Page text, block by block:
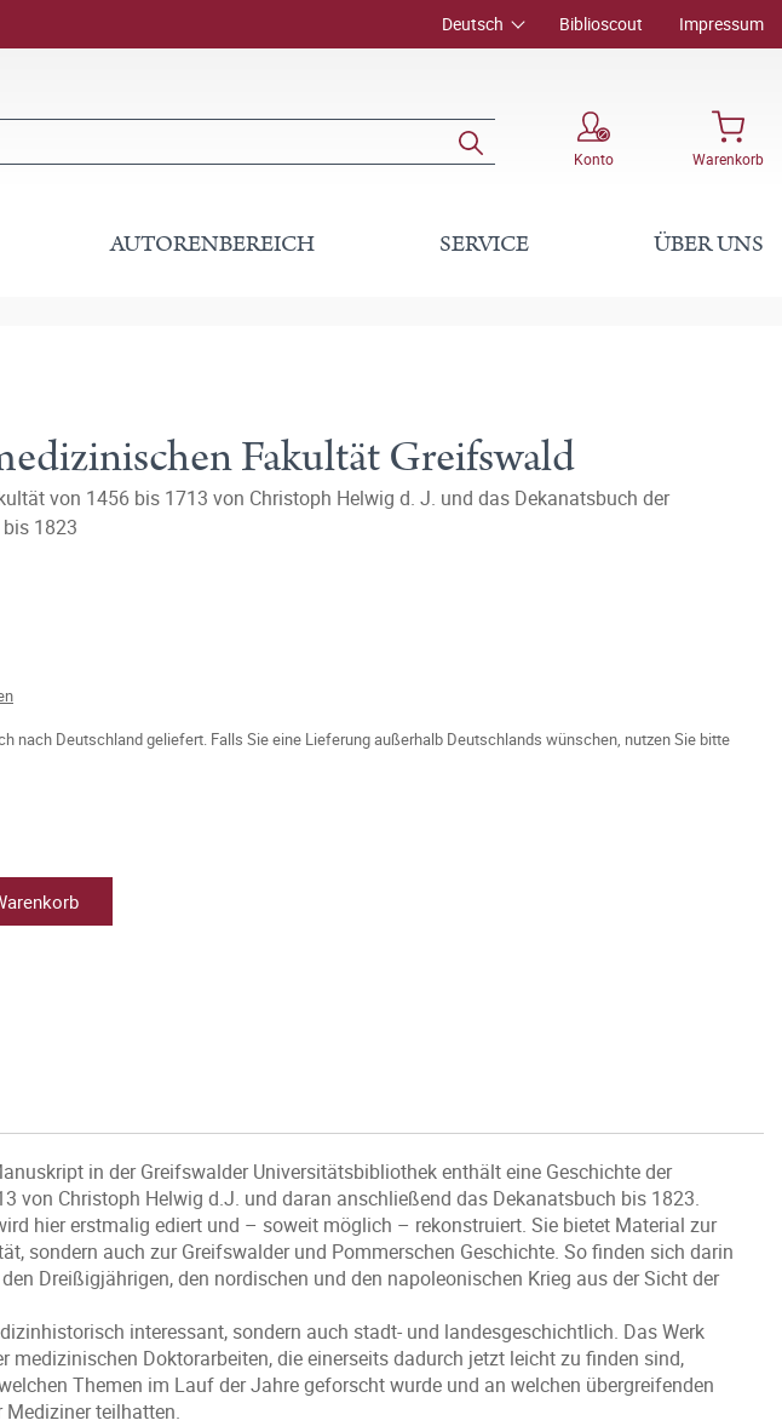
Deutsch Biblioscout Impressum
Konto Warenkorb
AUTORENBEREICH SERVICE ÜBER UNS
Fakultät Greifswald
von 1456 bis 1713 von Christoph Helwig d. J. und das Dekanatsbuch der
1823
nach Deutschland geliefert. Falls Sie eine Lieferung außerhalb Deutschlands wünschen, nutzen Sie bitte
in der Greifswalder Universitätsbibliothek enthält eine Geschichte der
von Christoph Helwig d.J. und daran anschließend das Dekanatsbuch bis 1823.
hier erstmalig ediert und – soweit möglich – rekonstruiert. Sie bietet Material zur
sondern auch zur Greifswalder und Pommerschen Geschichte. So finden sich darin
Dreißigjährigen, den nordischen und den napoleonischen Krieg aus der Sicht der
interessant, sondern auch stadt- und landesgeschichtlich. Das Werk
medizinischen Doktorarbeiten, die einerseits dadurch jetzt leicht zu finden sind,
Themen im Lauf der Jahre geforscht wurde und an welchen übergreifenden
teilhatten.